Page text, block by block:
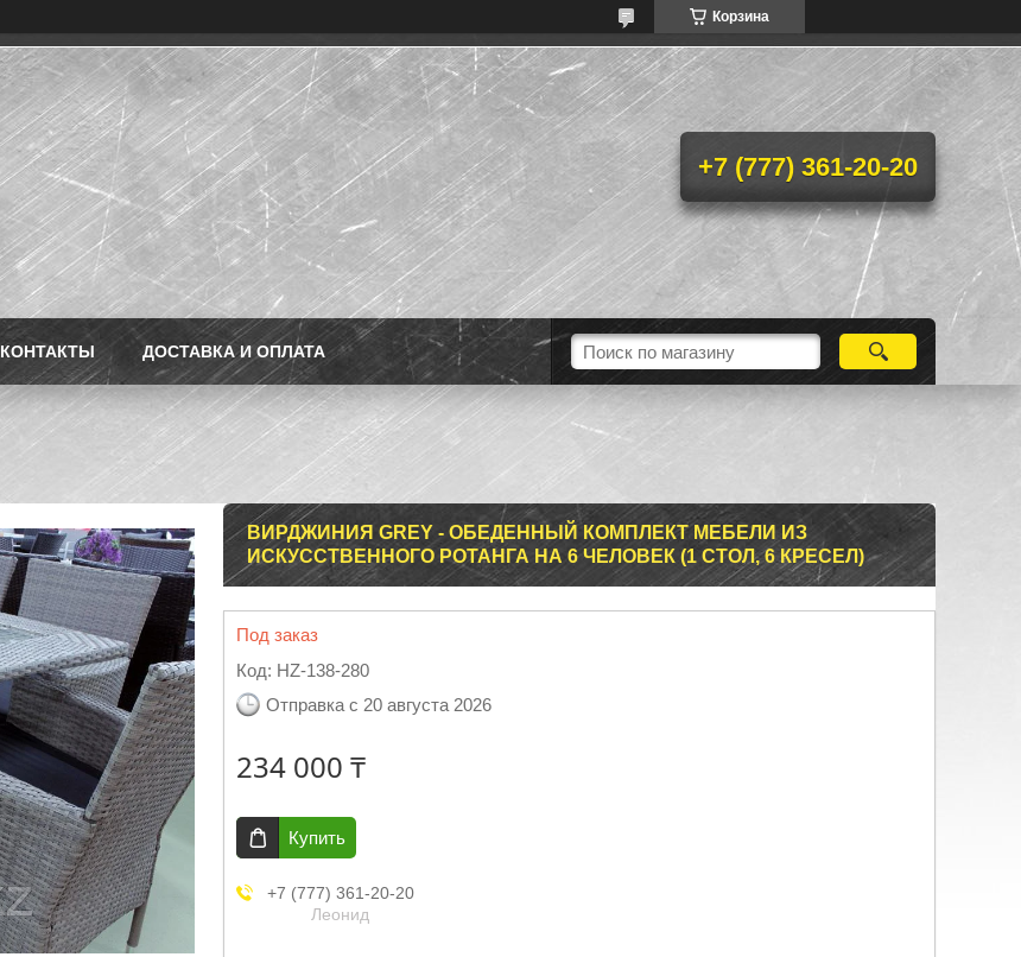
Корзина
+7 (777) 361-20-20
КОНТАКТЫ ДОСТАВКА И ОПЛАТА
ВИРДЖИНИЯ GREY - ОБЕДЕННЫЙ КОМПЛЕКТ МЕБЕЛИ ИЗ
ИСКУССТВЕННОГО РОТАНГА НА 6 ЧЕЛОВЕК (1 СТОЛ, 6 КРЕСЕЛ)
Под заказ
Код: HZ-138-280
Отправка с 20 августа 2026
234 000 ₸
Купить
+7 (777) 361-20-20
Леонид